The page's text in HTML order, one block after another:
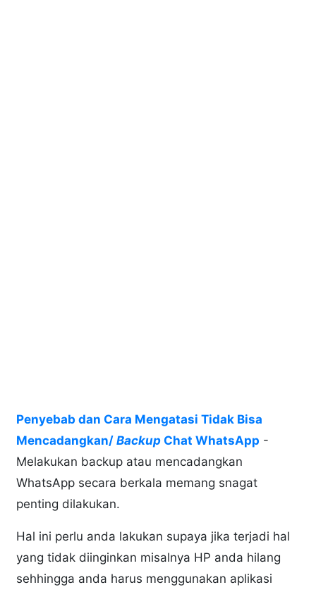
Penyebab dan Cara Mengatasi Tidak Bisa
Mencadangkan/Backup Chat WhatsApp -
Melakukan backup atau mencadangkan
WhatsApp secara berkala memang snagat
penting dilakukan.
Hal ini perlu anda lakukan supaya jika terjadi hal
yang tidak diinginkan misalnya HP anda hilang
sehhingga anda harus menggunakan aplikasi